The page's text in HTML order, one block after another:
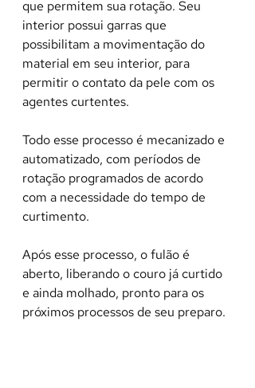
que permitem sua rotação. Seu
interior possui garras que
possibilitam a movimentação do
material em seu interior, para
permitir o contato da pele com os
agentes curtentes.
Todo esse processo é mecanizado e
automatizado, com períodos de
rotação programados de acordo
com a necessidade do tempo de
curtimento.
Após esse processo, o fulão é
aberto, liberando o couro já curtido
e ainda molhado, pronto para os
próximos processos de seu preparo.